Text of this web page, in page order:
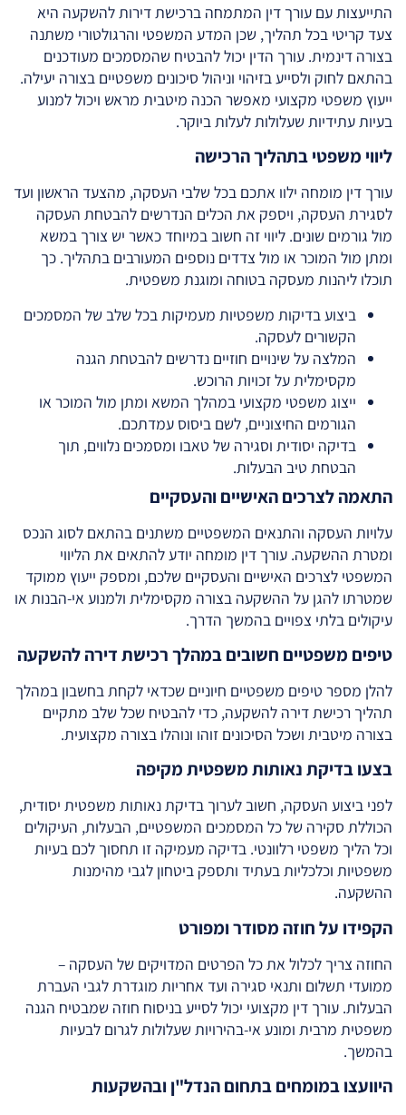
התייעצות עם עורך דין המתמחה ברכישת דירות להשקעה היא
צעד קריטי בכל תהליך, שכן המדע המשפטי והרגולטורי משתנה
בצורה דינמית. עורך הדין יכול להבטיח שהמסמכים מעודכנים
בהתאם לחוק ולסייע בזיהוי וניהול סיכונים משפטיים בצורה יעילה.
ייעוץ משפטי מקצועי מאפשר הכנה מיטבית מראש ויכול למנוע
בעיות עתידיות שעלולות לעלות ביוקר.
ליווי משפטי בתהליך הרכישה
עורך דין מומחה ילוו אתכם בכל שלבי העסקה, מהצעד הראשון ועד
לסגירת העסקה, ויספק את הכלים הנדרשים להבטחת העסקה
מול גורמים שונים. ליווי זה חשוב במיוחד כאשר יש צורך במשא
ומתן מול המוכר או מול צדדים נוספים המעורבים בתהליך. כך
תוכלו ליהנות מעסקה בטוחה ומוגנת משפטית.
ביצוע בדיקות משפטיות מעמיקות בכל שלב של המסמכים
הקשורים לעסקה.
המלצה על שינויים חוזיים נדרשים להבטחת הגנה
מקסימלית על זכויות הרוכש.
ייצוג משפטי מקצועי במהלך המשא ומתן מול המוכר או
הגורמים החיצוניים, לשם ביסוס עמדתכם.
בדיקה יסודית וסגירה של טאבו ומסמכים נלווים, תוך
הבטחת טיב הבעלות.
התאמה לצרכים האישיים והעסקיים
עלויות העסקה והתנאים המשפטיים משתנים בהתאם לסוג הנכס
ומטרת ההשקעה. עורך דין מומחה יודע להתאים את הליווי
המשפטי לצרכים האישיים והעסקיים שלכם, ומספק ייעוץ ממוקד
שמטרתו להגן על ההשקעה בצורה מקסימלית ולמנוע אי-הבנות או
עיקולים בלתי צפויים בהמשך הדרך.
טיפים משפטיים חשובים במהלך רכישת דירה להשקעה
להלן מספר טיפים משפטיים חיוניים שכדאי לקחת בחשבון במהלך
תהליך רכישת דירה להשקעה, כדי להבטיח שכל שלב מתקיים
בצורה מיטבית ושכל הסיכונים זוהו ונוהלו בצורה מקצועית.
בצעו בדיקת נאותות משפטית מקיפה
לפני ביצוע העסקה, חשוב לערוך בדיקת נאותות משפטית יסודית,
הכוללת סקירה של כל המסמכים המשפטיים, הבעלות, העיקולים
וכל הליך משפטי רלוונטי. בדיקה מעמיקה זו תחסוך לכם בעיות
משפטיות וכלכליות בעתיד ותספק ביטחון לגבי מהימנות
ההשקעה.
הקפידו על חוזה מסודר ומפורט
החוזה צריך לכלול את כל הפרטים המדויקים של העסקה –
ממועדי תשלום ותנאי סגירה ועד אחריות מוגדרת לגבי העברת
הבעלות. עורך דין מקצועי יכול לסייע בניסוח חוזה שמבטיח הגנה
משפטית מרבית ומונע אי-בהירויות שעלולות לגרום לבעיות
בהמשך.
היוועצו במומחים בתחום הנדל"ן ובהשקעות